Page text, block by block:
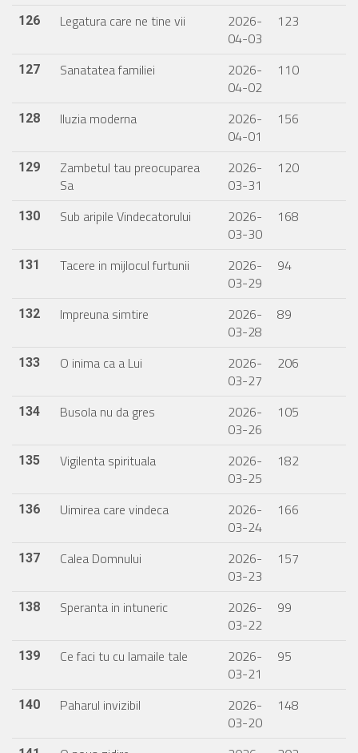
126 Legatura care ne tine vii
2026-
04-03
123
127 Sanatatea familiei
2026-
04-02
110
128 Iluzia moderna
2026-
04-01
156
129
Zambetul tau preocuparea
Sa
2026-
03-31
120
130 Sub aripile Vindecatorului
2026-
03-30
168
131 Tacere in mijlocul furtunii
2026-
03-29
94
132 Impreuna simtire
2026-
03-28
89
133 O inima ca a Lui
2026-
03-27
206
134 Busola nu da gres
2026-
03-26
105
135 Vigilenta spirituala
2026-
03-25
182
136 Uimirea care vindeca
2026-
03-24
166
137 Calea Domnului
2026-
03-23
157
138 Speranta in intuneric
2026-
03-22
99
139 Ce faci tu cu lamaile tale
2026-
03-21
95
140 Paharul invizibil
2026-
03-20
148